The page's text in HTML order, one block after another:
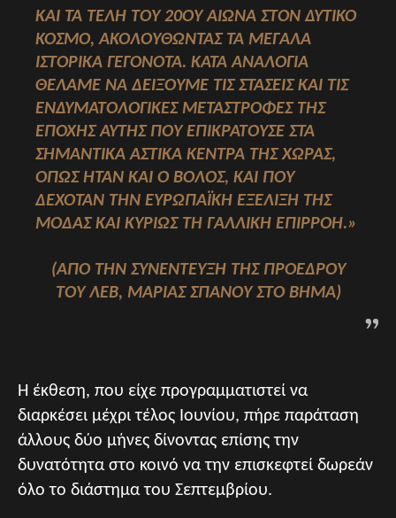
ΚΑΙ ΤΑ ΤΈΛΗ ΤΟΥ 20ΟΎ ΑΙΏΝΑ ΣΤΟΝ ΔΥΤΙΚΌ
ΚΌΣΜΟ, ΑΚΟΛΟΥΘΏΝΤΑΣ ΤΑ ΜΕΓΆΛΑ
ΙΣΤΟΡΙΚΆ ΓΕΓΟΝΌΤΑ. ΚΑΤΆ ΑΝΑΛΟΓΊΑ
ΘΈΛΑΜΕ ΝΑ ΔΕΊΞΟΥΜΕ ΤΙΣ ΣΤΆΣΕΙΣ ΚΑΙ ΤΙΣ
ΕΝΔΥΜΑΤΟΛΟΓΙΚΈΣ ΜΕΤΑΣΤΡΟΦΈΣ ΤΗΣ
ΕΠΟΧΉΣ ΑΥΤΉΣ ΠΟΥ ΕΠΙΚΡΑΤΟΎΣΕ ΣΤΑ
ΣΗΜΑΝΤΙΚΆ ΑΣΤΙΚΆ ΚΈΝΤΡΑ ΤΗΣ ΧΏΡΑΣ,
ΌΠΩΣ ΉΤΑΝ ΚΑΙ Ο ΒΌΛΟΣ, ΚΑΙ ΠΟΥ
ΔΕΧΌΤΑΝ ΤΗΝ ΕΥΡΩΠΑΪΚΉ ΕΞΈΛΙΞΗ ΤΗΣ
ΜΌΔΑΣ ΚΑΙ ΚΥΡΊΩΣ ΤΗ ΓΑΛΛΙΚΉ ΕΠΙΡΡΟΉ.»
(ΑΠΌ ΤΗΝ ΣΥΝΈΝΤΕΥΞΗ ΤΗΣ ΠΡΟΈΔΡΟΥ
ΤΟΥ ΛΕΒ, ΜΑΡΊΑΣ ΣΠΑΝΟΎ ΣΤΟ ΒΉΜΑ)
Η έκθεση, που είχε προγραμματιστεί να
διαρκέσει μέχρι τέλος Ιουνίου, πήρε παράταση
άλλους δύο μήνες δίνοντας επίσης την
δυνατότητα στο κοινό να την επισκεφτεί δωρεάν
όλο το διάστημα του Σεπτεμβρίου.